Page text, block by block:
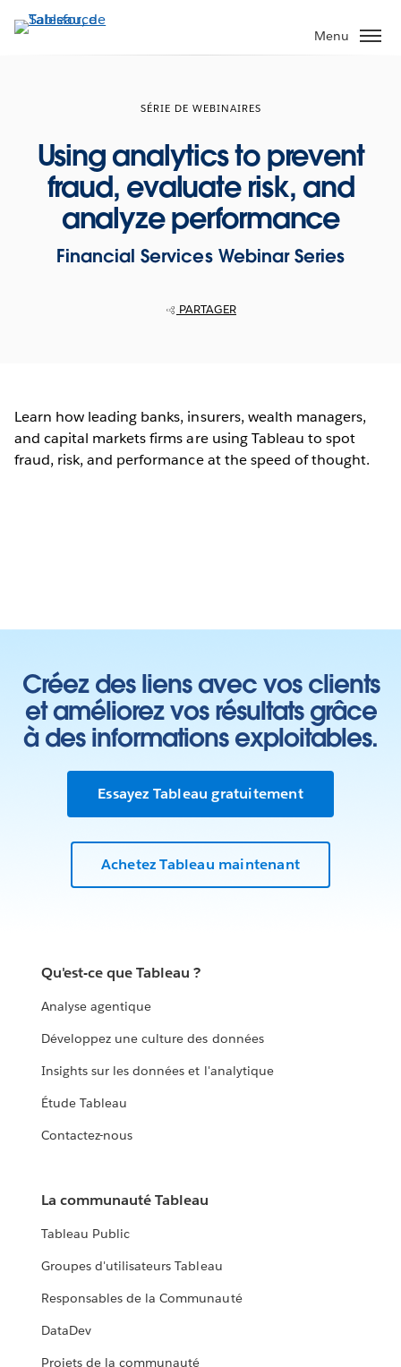
Aller
au
Menu
SÉRIE DE WEBINAIRES
Using analytics to prevent
fraud, evaluate risk, and
analyze performance
Financial Services Webinar Series
PARTAGER
Learn how leading banks, insurers, wealth managers,
and capital markets firms are using Tableau to spot
fraud, risk, and performance at the speed of thought.
Créez des liens avec vos clients
et améliorez vos résultats grâce
à des informations exploitables.
Essayez Tableau gratuitement
Achetez Tableau maintenant
Qu'est-ce que Tableau ?
Analyse agentique
Développez une culture des données
Insights sur les données et l'analytique
Étude Tableau
Contactez-nous
La communauté Tableau
Tableau Public
Groupes d'utilisateurs Tableau
Responsables de la Communauté
DataDev
Projets de la communauté